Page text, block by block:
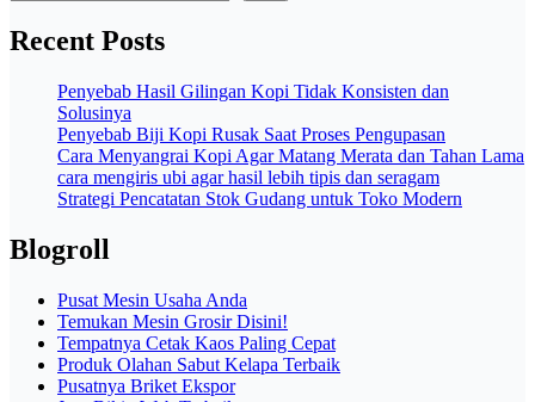
Recent Posts
Penyebab Hasil Gilingan Kopi Tidak Konsisten dan
Solusinya
Penyebab Biji Kopi Rusak Saat Proses Pengupasan
Cara Menyangrai Kopi Agar Matang Merata dan Tahan Lama
cara mengiris ubi agar hasil lebih tipis dan seragam
Strategi Pencatatan Stok Gudang untuk Toko Modern
Blogroll
Pusat Mesin Usaha Anda
Temukan Mesin Grosir Disini!
Tempatnya Cetak Kaos Paling Cepat
Produk Olahan Sabut Kelapa Terbaik
Pusatnya Briket Ekspor